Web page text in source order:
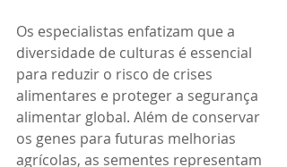
Os especialistas enfatizam que a
diversidade de culturas é essencial
para reduzir o risco de crises
alimentares e proteger a segurança
alimentar global. Além de conservar
os genes para futuras melhorias
agrícolas, as sementes representam